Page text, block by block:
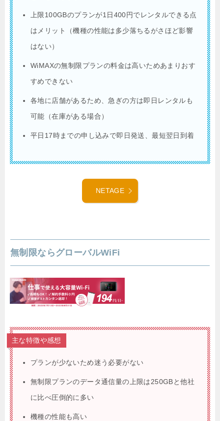
上限100GBのプランが1日400円でレンタルできる点
はメリット（機種の性能は多少落ちるがさほど影響
はない）
WiMAXの無制限プランの料金は高いためあまりおす
すめできない
各地に店舗があるため、急ぎの方は即日レンタルも
可能（在庫がある場合）
平日17時までの申し込みで即日発送、最短翌日到着
NETAGE
無制限ならグローバルWiFi
主な特徴や感想
プランが少ないため迷う必要がない
無制限プランのデータ通信量の上限は250GBと他社
に比べ圧倒的に多い
機種の性能も高い